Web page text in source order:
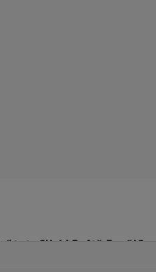
Click! Poftă Bună!